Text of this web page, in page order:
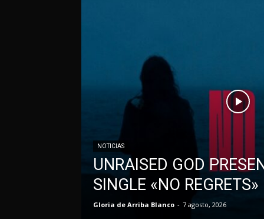
NOTICIAS
UNRAISED GOD
SINGLE «NO REGRETS»
Gloria de Arriba Blanco - 7 agosto, 2026